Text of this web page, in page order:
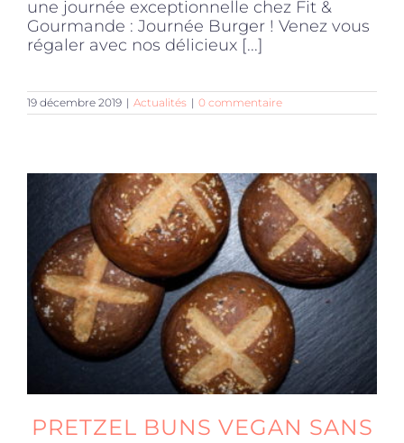
une journée exceptionnelle chez Fit &
Gourmande : Journée Burger ! Venez vous
régaler avec nos délicieux [...]
19 décembre 2019 | Actualités | 0 commentaire
PRETZEL BUNS VEGAN SANS